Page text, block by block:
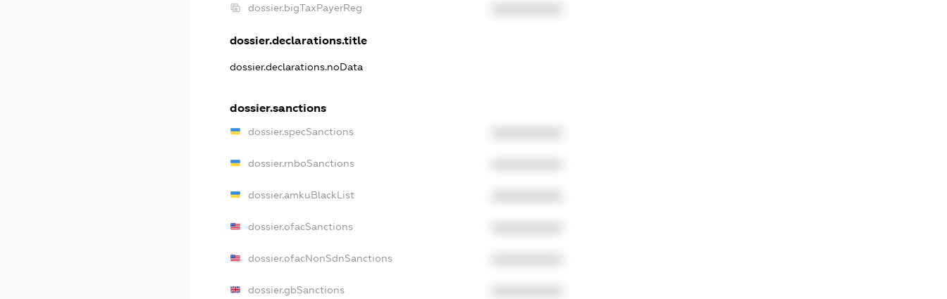
dossier.bigTaxPayerReg
dossier.declarations.title
dossier.declarations.noData
dossier.sanctions
dossier.specSanctions
dossier.rnboSanctions
dossier.amkuBlackList
dossier.ofacSanctions
dossier.ofacNonSdnSanctions
dossier.gbSanctions